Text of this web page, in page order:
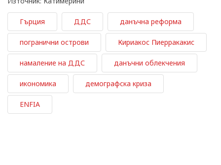
Гърция ДДС данъчна реформа
погранични острови Кириакос Пиерракакис
намаление на ДДС данъчни облекчения
икономика демографска криза
ENFIA